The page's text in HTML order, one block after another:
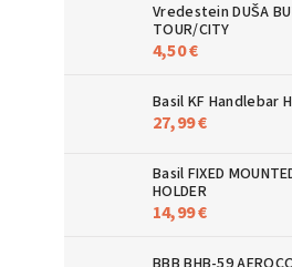
Vredestein DUŠA
TOUR/CITY
4,50 €
Basil KF Handlebar
27,99 €
Basil FIXED
HOLDER
14,99 €